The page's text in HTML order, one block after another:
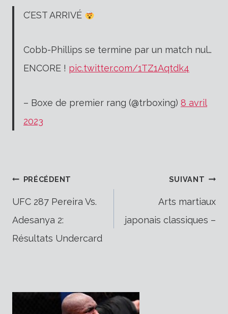
C’EST ARRIVÉ
Cobb-Phillips se termine par un match nul…
ENCORE ! pic.twitter.com/1TZ1Aqtdk4
– Boxe de premier rang (@trboxing) 8 avril
2023
Navigation
de
l’article
PRÉCÉDENT
UFC 287 Pereira Vs.
Adesanya 2:
Résultats Undercard
SUIVANT
Arts martiaux
japonais classiques –